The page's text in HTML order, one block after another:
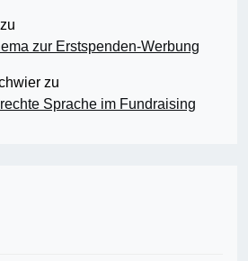
zu
zur Erstspenden-Werbung
zu
Sprache im Fundraising